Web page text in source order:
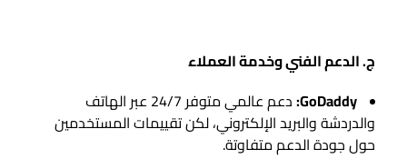
ج. الدعم الفني وخدمة العملاء
GoDaddy:
دعم عالمي متوفر 24/7 عبر الهاتف
والدردشة والبريد الإلكتروني، لكن تقييمات المستخدمين
حول جودة الدعم متفاوتة.